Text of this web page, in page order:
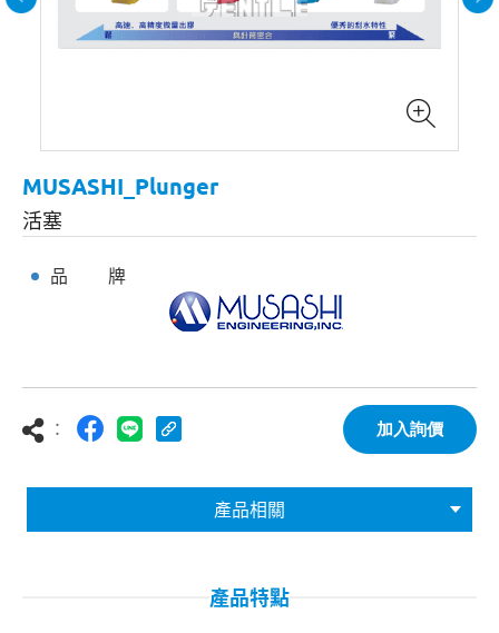
MUSASHI_Plunger
活塞
品 牌
： 加入詢價
產品相關
產品特點